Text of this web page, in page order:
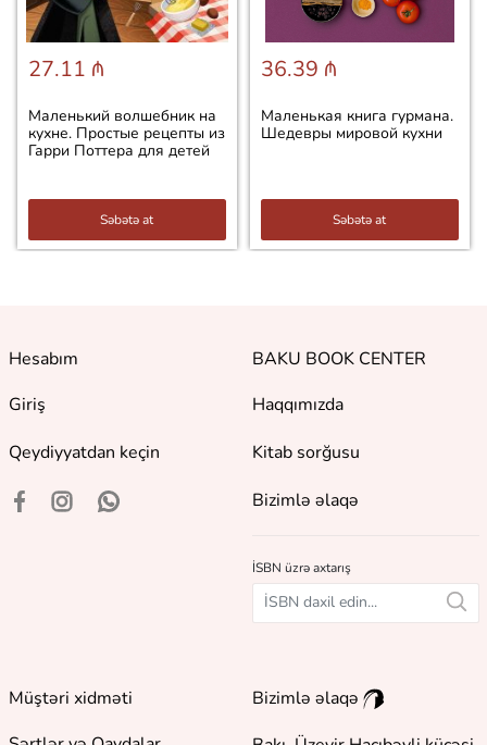
27.11 ₼
Маленький волшебник на
кухне. Простые рецепты из
Гарри Поттера для детей
Səbətə at
36.39 ₼
Маленькая книга гурмана.
Шедевры мировой кухни
Səbətə at
Hesabım
Giriş
Qeydiyyatdan keçin
BAKU BOOK CENTER
Haqqımızda
Kitab sorğusu
Bizimlə əlaqə
İSBN üzrə axtarış
Müştəri xidməti
Bizimlə əlaqə